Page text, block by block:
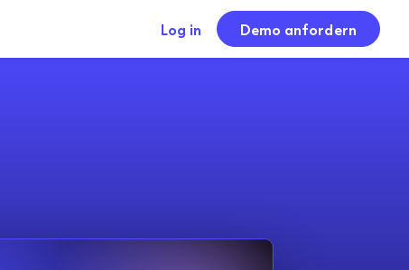
Log in Demo anfordern